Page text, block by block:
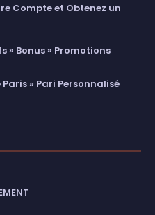
Compte et Obtenez un
» Bonus » Promotions
» Pari Personnalisé